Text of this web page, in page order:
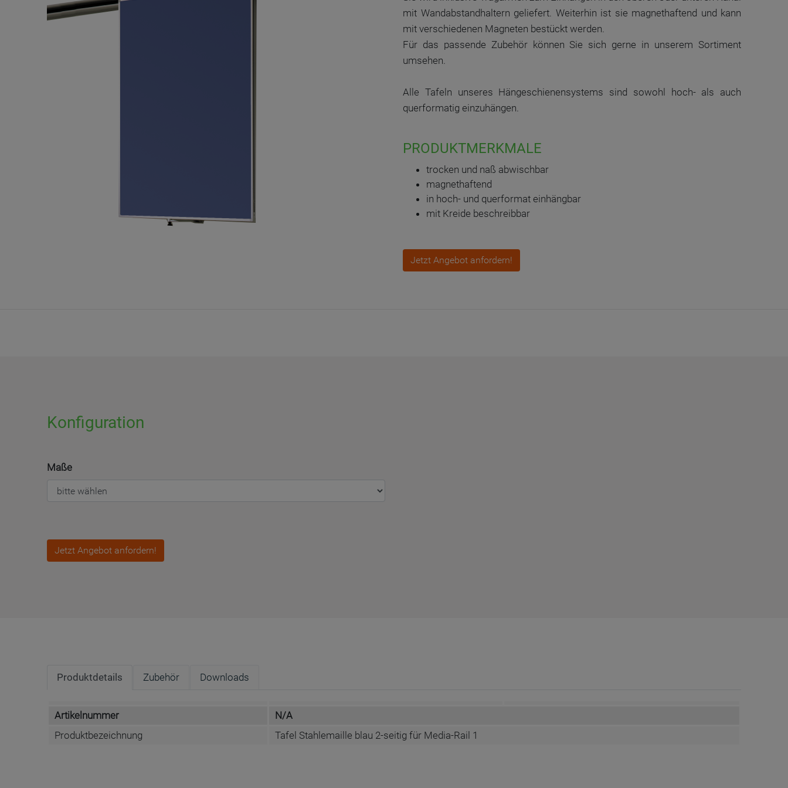
mit Wandabstandhaltern geliefert. Weiterhin ist sie magnethaftend und kann
mit verschiedenen Magneten bestückt werden.
Für das passende Zubehör können Sie sich gerne in unserem Sortiment
umsehen.
Alle Tafeln unseres Hängeschienensystems sind sowohl hoch- als auch
querformatig einzuhängen.
PRODUKTMERKMALE
trocken und naß abwischbar
magnethaftend
in hoch- und querformat einhängbar
mit Kreide beschreibbar
Jetzt Angebot anfordern!
Konfiguration
Maße
Jetzt Angebot anfordern!
Produktdetails Zubehör Downloads
Artikelnummer
N/A
Produktbezeichnung
Tafel Stahlemaille blau 2-seitig für Media-Rail 1